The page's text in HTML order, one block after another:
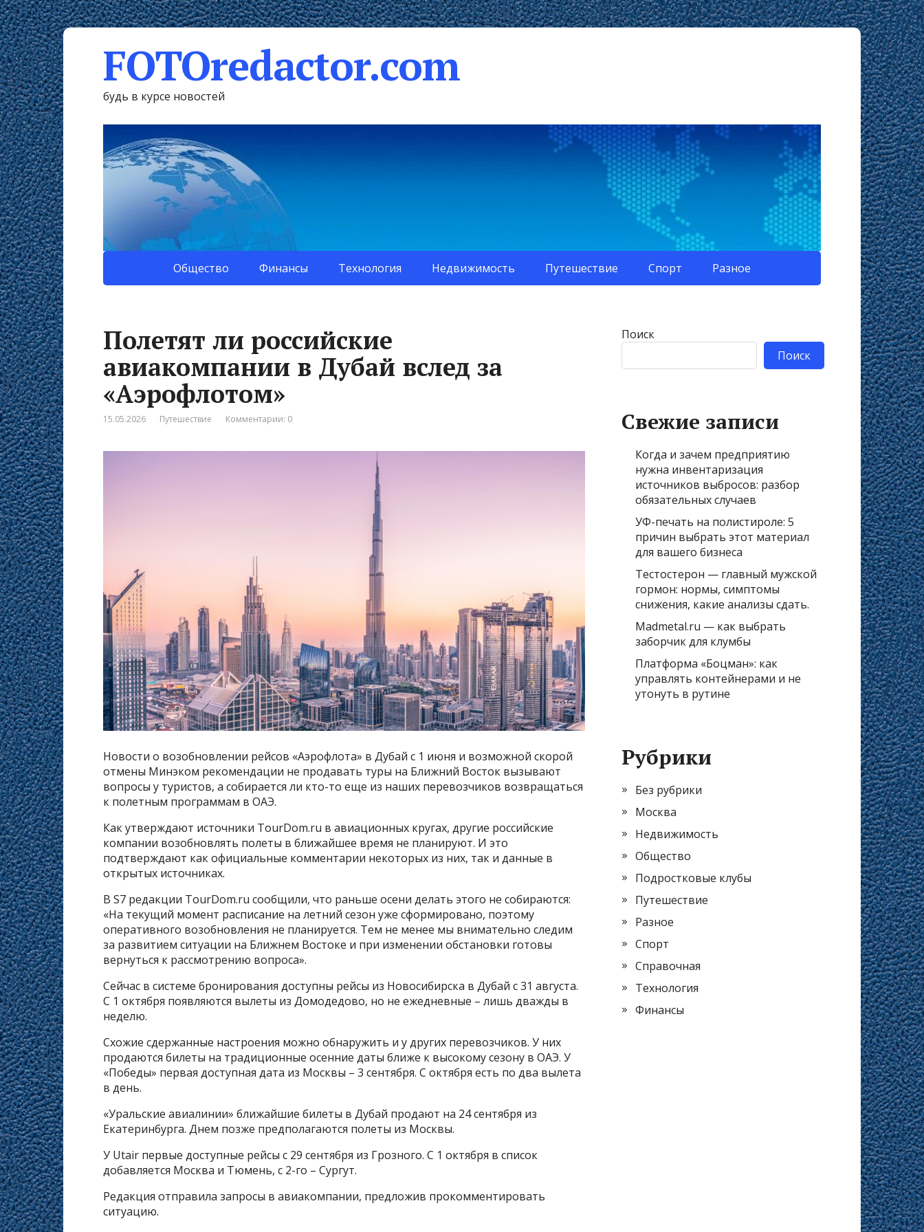
FOTOredactor.com
будь в курсе новостей
Общество Финансы Технология Недвижимость Путешествие Спорт Разное
Полетят ли российские
авиакомпании в Дубай вслед за
«Аэрофлотом»
15.05.2026 Путешествие Комментарии: 0
Новости о возобновлении рейсов «Аэрофлота» в Дубай с 1 июня и возможной скорой
отмены Минэком рекомендации не продавать туры на Ближний Восток вызывают
вопросы у туристов, а собирается ли кто-то еще из наших перевозчиков возвращаться
к полетным программам в ОАЭ.
Как утверждают источники TourDom.ru в авиационных кругах, другие российские
компании возобновлять полеты в ближайшее время не планируют. И это
подтверждают как официальные комментарии некоторых из них, так и данные в
открытых источниках.
В S7 редакции TourDom.ru сообщили, что раньше осени делать этого не собираются:
«На текущий момент расписание на летний сезон уже сформировано, поэтому
оперативного возобновления не планируется. Тем не менее мы внимательно следим
за развитием ситуации на Ближнем Востоке и при изменении обстановки готовы
вернуться к рассмотрению вопроса».
Сейчас в системе бронирования доступны рейсы из Новосибирска в Дубай с 31 августа.
С 1 октября появляются вылеты из Домодедово, но не ежедневные – лишь дважды в
неделю.
Схожие сдержанные настроения можно обнаружить и у других перевозчиков. У них
продаются билеты на традиционные осенние даты ближе к высокому сезону в ОАЭ. У
«Победы» первая доступная дата из Москвы – 3 сентября. С октября есть по два вылета
в день.
«Уральские авиалинии» ближайшие билеты в Дубай продают на 24 сентября из
Екатеринбурга. Днем позже предполагаются полеты из Москвы.
У Utair первые доступные рейсы с 29 сентября из Грозного. С 1 октября в список
добавляется Москва и Тюмень, с 2-го – Сургут.
Редакция отправила запросы в авиакомпании, предложив прокомментировать
ситуацию.
Поиск
Поиск
Свежие записи
Когда и зачем предприятию
нужна инвентаризация
источников выбросов: разбор
обязательных случаев
УФ-печать на полистироле: 5
причин выбрать этот материал
для вашего бизнеса
Тестостерон — главный мужской
гормон: нормы, симптомы
снижения, какие анализы сдать.
Madmetal.ru — как выбрать
заборчик для клумбы
Платформа «Боцман»: как
управлять контейнерами и не
утонуть в рутине
Рубрики
Без рубрики
Москва
Недвижимость
Общество
Подростковые клубы
Путешествие
Разное
Спорт
Справочная
Технология
Финансы